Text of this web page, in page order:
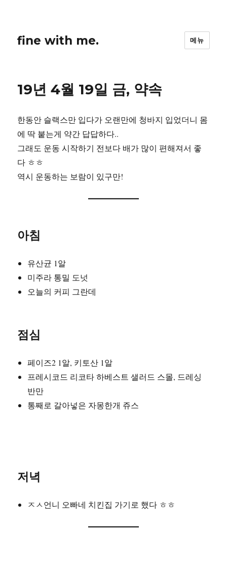
fine with me. 메뉴
19년 4월 19일 금, 약속
한동안 슬랙스만 입다가 오랜만에 청바지 입었더니 몸
에 딱 붙는게 약간 답답하다..
그래도 운동 시작하기 전보다 배가 많이 편해져서 좋
다 ㅎㅎ
역시 운동하는 보람이 있구만!
아침
유산균 1알
미주라 통밀 도넛
오늘의 커피 그란데
점심
페이즈2 1알, 키토산 1알
프레시코드 리코타 하베스트 샐러드 스몰, 드레싱
반만
통째로 갈아넣은 자몽한개 쥬스
저녁
ㅈㅅ언니 오빠네 치킨집 가기로 했다 ㅎㅎ